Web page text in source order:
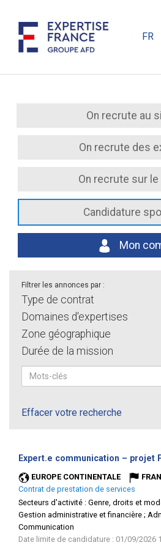
FR
On recrute au
On recrute des
On recrute sur le
Candidature
Mon
Filtrer les annonces par :
Type de contrat
Domaines d'expertises
Zone géographique
Durée de la mission
Effacer votre recherche
Expert.e communication – projet
EUROPE CONTINENTALE
Contrat de prestation de services
Secteurs d'activité : Genre, droits et
Gestion administrative et financière ;
Communication
Date limite de candidature : 01/09/2026